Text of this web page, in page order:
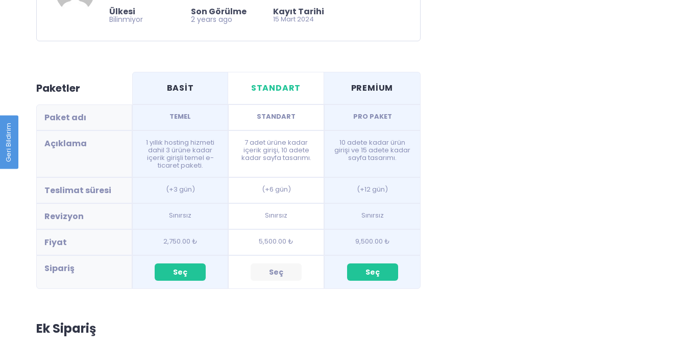
Ülkesi
Bilinmiyor
Son Görülme
2 years ago
Kayıt Tarihi
15 Mart 2024
Paketler BASİT STANDART PREMİUM
Paket adı TEMEL STANDART PRO PAKET
Açıklama 1 yıllık hosting hizmeti
dahil 3 ürüne kadar
içerik girişli temel e-
ticaret paketi.
7 adet ürüne kadar
içerik girişi, 10 adete
kadar sayfa tasarımı.
10 adete kadar ürün
girişi ve 15 adete kadar
sayfa tasarımı.
Teslimat süresi (+3 gün) (+6 gün) (+12 gün)
Revizyon Sınırsız Sınırsız Sınırsız
Fiyat 2,750.00 ₺ 5,500.00 ₺ 9,500.00 ₺
Sipariş Seç Seç Seç
Ek Sipariş
Geri Bildirim